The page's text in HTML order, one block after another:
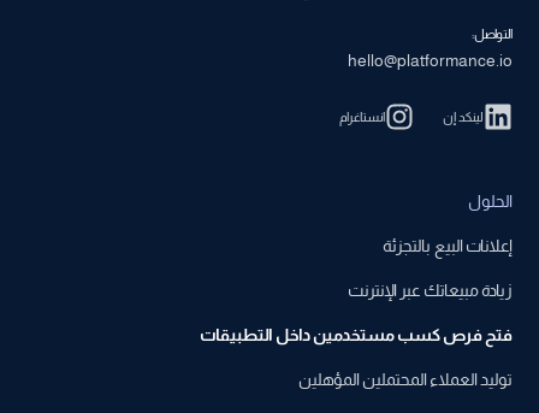
التواصل:
hello@platformance.io
لينكد إن انستاغرام
الحلول
إعلانات البيع بالتجزئة
زيادة مبيعاتك عبر الإنترنت
فتح فرص كسب مستخدمين داخل التطبيقات
توليد العملاء المحتملين المؤهلين